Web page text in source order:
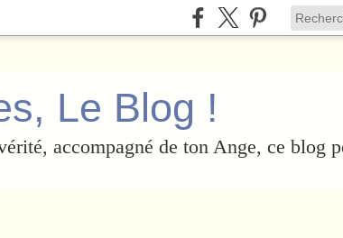
Le Blog !
accompagné de ton Ange, ce blog